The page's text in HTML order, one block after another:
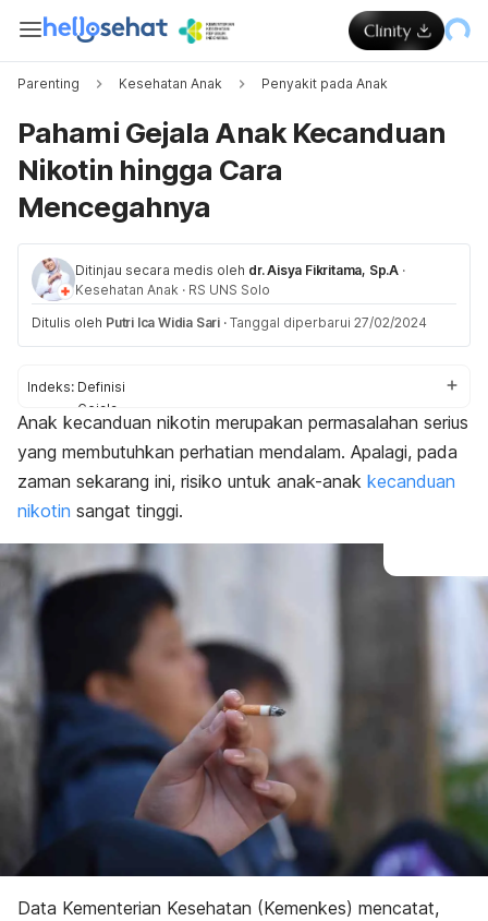
Parenting Kesehatan Anak Penyakit pada Anak
Pahami Gejala Anak Kecanduan
Nikotin hingga Cara
Mencegahnya
Ditinjau secara medis oleh dr. Aisya Fikritama, Sp.A ·
Kesehatan Anak · RS UNS Solo
Ditulis oleh Putri Ica Widia Sari · Tanggal diperbarui 27/02/2024
Indeks: Definisi
Gejala
Penyebab
Faktor risiko
Komplikasi
Pengobatan
Pencegahan
Anak kecanduan nikotin merupakan permasalahan serius
yang membutuhkan perhatian mendalam. Apalagi, pada
zaman sekarang ini, risiko untuk anak-anak kecanduan
nikotin sangat tinggi.
Data Kementerian Kesehatan (Kemenkes) mencatat,